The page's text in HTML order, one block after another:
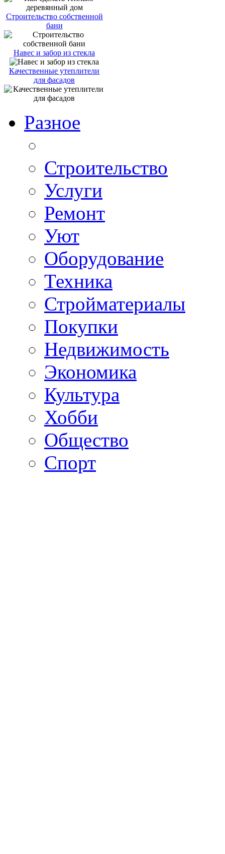
Строительство собственной
бани
Навес и забор из стекла
Качественные утеплители
для фасадов
Разное
Строительство
Услуги
Ремонт
Уют
Оборудование
Техника
Стройматериалы
Покупки
Недвижимость
Экономика
Культура
Хобби
Общество
Спорт